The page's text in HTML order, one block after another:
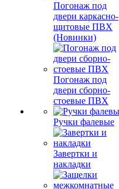
Погонаж под
двери каркасно-
щитовые ПВХ
(Новинки)
Погонаж под
двери сборно-
стоевые ПВХ
Ручки фалевые
Завертки и
накладки